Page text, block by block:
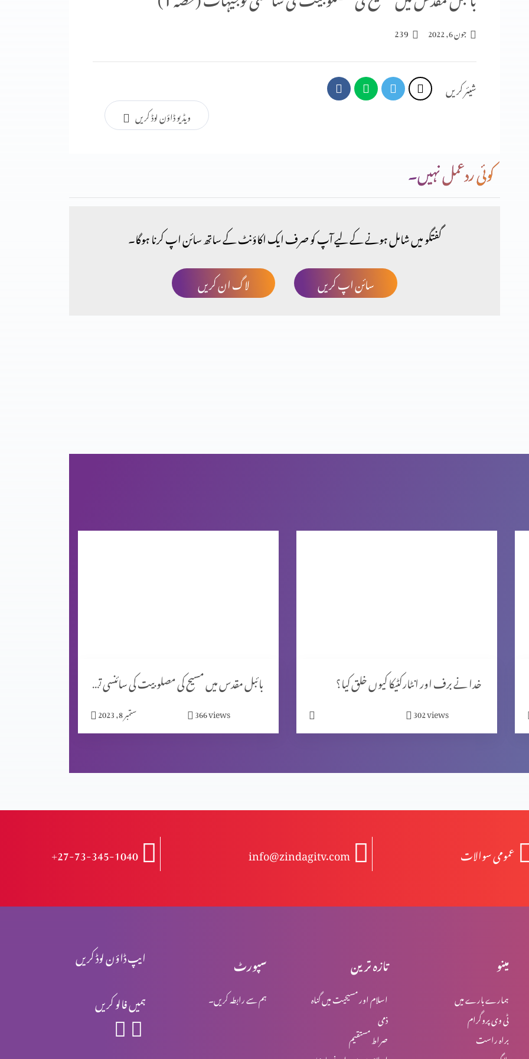
جون 6, 2022 239
شیئر کریں
ویڈیو ڈاؤن لوڈ کریں
کوئی ردعمل نہیں۔
گفتگو میں شامل ہونے کے لیے آپ کو صرف ایک اکاؤنٹ کے ساتھ سائن اپ کرنا ہوگا۔
لاگ ان کریں
سائن اپ کریں
بائبل مقدس میں مسیح کی مصلوبیت کی سائنسی توجیہات (حصہ 1)
ستمبر 8, 2023 366views
خدا نے برف اور انٹارکٹیکا کیوں خلق کیا؟
302views
+27-73-345-1040 info@zindagitv.com عمومی سوالات
ایپ ڈاؤن لوڈ کریں
ہمیں فالو کریں
سپورٹ
ہم سے رابطہ کریں۔
تازہ ترین
اسلام اور مسیحیت میں گناہ
ذمی
صراط مستقیم
مینو
ہمارے بارے میں
ٹی وی پروگرام
براہ راست